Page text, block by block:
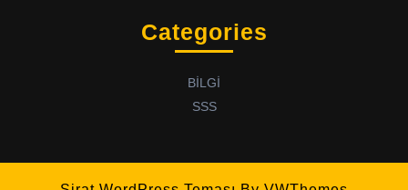
Categories
BİLGİ
SSS